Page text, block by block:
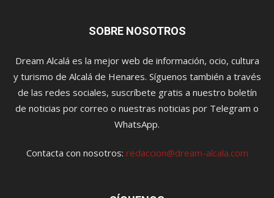
SOBRE NOSOTROS
Dream Alcalá es la mejor web de información, ocio, cultura
y turismo de Alcalá de Henares. Síguenos también a través
de las redes sociales, suscríbete gratis a nuestro boletín
de noticias por correo o nuestras noticias por Telegram o
WhatsApp.
Contacta con nosotros: redaccion@dream-alcala.com